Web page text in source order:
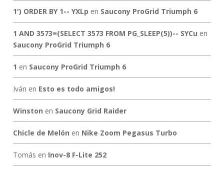
1') ORDER BY 1-- YXLp en Saucony ProGrid Triumph 6
1 AND 3573=(SELECT 3573 FROM PG_SLEEP(5))-- SYCu en
Saucony ProGrid Triumph 6
1 en Saucony ProGrid Triumph 6
Iván en Esto es todo amigos!
Winston en Saucony Grid Raider
Chicle de Melón en Nike Zoom Pegasus Turbo
Tomás en Inov-8 F-Lite 252